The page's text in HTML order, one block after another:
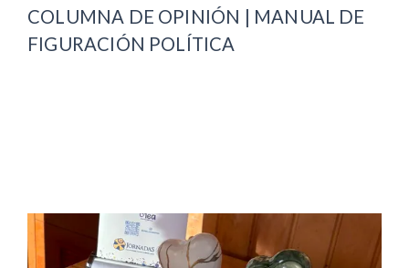
COLUMNA DE OPINIÓN | MANUAL DE
FIGURACIÓN POLÍTICA